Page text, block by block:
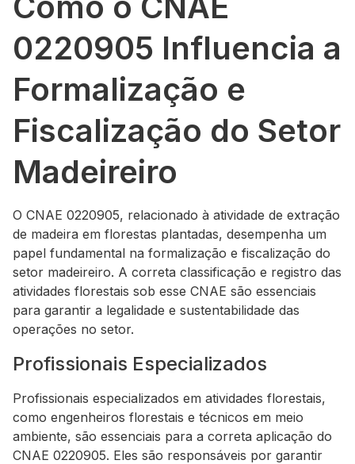
0220905 Influencia a
Formalização e
Fiscalização do Setor
Madeireiro
O CNAE 0220905, relacionado à atividade de extração
de madeira em florestas plantadas, desempenha um
papel fundamental na formalização e fiscalização do
setor madeireiro. A correta classificação e registro das
atividades florestais sob esse CNAE são essenciais
para garantir a legalidade e sustentabilidade das
operações no setor.
Profissionais Especializados
Profissionais especializados em atividades florestais,
como engenheiros florestais e técnicos em meio
ambiente, são essenciais para a correta aplicação do
CNAE 0220905. Eles são responsáveis por garantir